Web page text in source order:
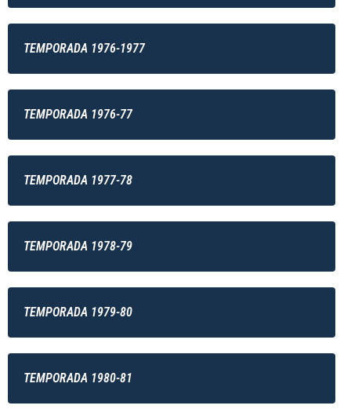
TEMPORADA 1976-1977
TEMPORADA 1976-77
TEMPORADA 1977-78
TEMPORADA 1978-79
TEMPORADA 1979-80
TEMPORADA 1980-81